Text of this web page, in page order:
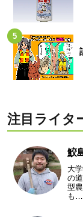
注目ライタ
鮫
大
の
型
も…